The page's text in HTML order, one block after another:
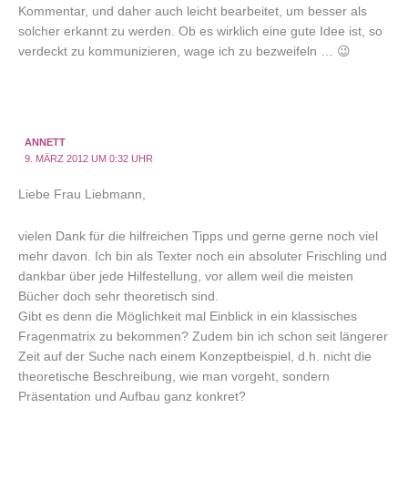
Kommentar, und daher auch leicht bearbeitet, um besser als
solcher erkannt zu werden. Ob es wirklich eine gute Idee ist, so
verdeckt zu kommunizieren, wage ich zu bezweifeln … 😉
ANNETT
9. MÄRZ 2012 UM 0:32 UHR
Liebe Frau Liebmann,
vielen Dank für die hilfreichen Tipps und gerne gerne noch viel
mehr davon. Ich bin als Texter noch ein absoluter Frischling und
dankbar über jede Hilfestellung, vor allem weil die meisten
Bücher doch sehr theoretisch sind.
Gibt es denn die Möglichkeit mal Einblick in ein klassisches
Fragenmatrix zu bekommen? Zudem bin ich schon seit längerer
Zeit auf der Suche nach einem Konzeptbeispiel, d.h. nicht die
theoretische Beschreibung, wie man vorgeht, sondern
Präsentation und Aufbau ganz konkret?